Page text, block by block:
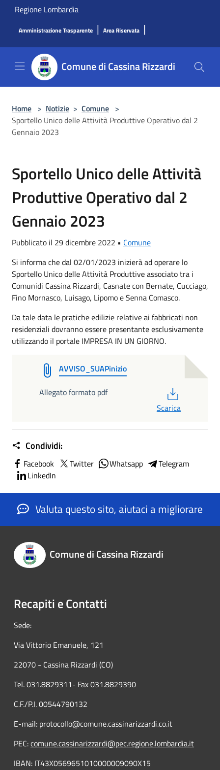
Salta al contenuto principale
Regione Lombardia
Amministrazione Trasparente | Area Riservata |
Comune di Cassina Rizzardi
Home > Notizie > Comune >
Sportello Unico delle Attività Produttive Operativo dal 2
Gennaio 2023
Sportello Unico delle Attività
Produttive Operativo dal 2
Gennaio 2023
Pubblicato il 29 dicembre 2022 • Comune
Si informa che dal 02/01/2023 inizierà ad operare lo
Sportello Unico delle Attività Produttive associato tra i
Comunidi Cassina Rizzardi, Casnate con Bernate, Cucciago,
Fino Mornasco, Luisago, Lipomo e Senna Comasco.
Da tale data le pratiche edilizie relative ai fabbricati non
residenziali dovranno essere presentante esclusivamente
utilizzando il portale IMPRESA IN UN GIORNO.
AVVISO_SUAPinizio
Allegato formato pdf
Scarica
Condividi:
Facebook Twitter Whatsapp
Telegram
LinkedIn
Valuta questo sito, aiutaci a migliorare
Comune di Cassina Rizzardi
Recapiti e Contatti
Sede:
Via Vittorio Emanuele, 121
22070 - Cassina Rizzardi (CO)
Tel. 031.8829311- Fax 031.8829390
C.F./P.I. 00544790132
E-mail: protocollo@comune.cassinarizzardi.co.it
PEC:comune.cassinarizzardi@pec.regione.lombardia.it
IBAN: IT43X0569651010000009090X15